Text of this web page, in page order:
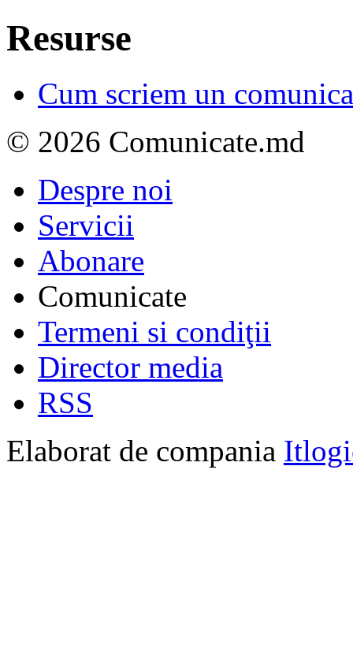
Resurse
Cum scriem un
© 2026 Comunicate.md
Despre noi
Servicii
Abonare
Comunicate
Termeni si condiţii
Director media
RSS
Elaborat de compania